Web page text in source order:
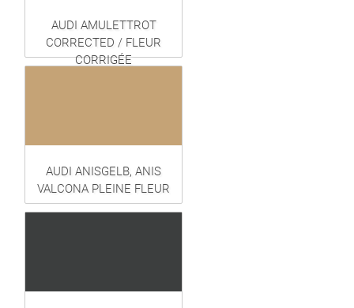
AUDI AMULETTROT
CORRECTED / FLEUR
CORRIGÉE
AUDI ANISGELB, ANIS
VALCONA PLEINE FLEUR